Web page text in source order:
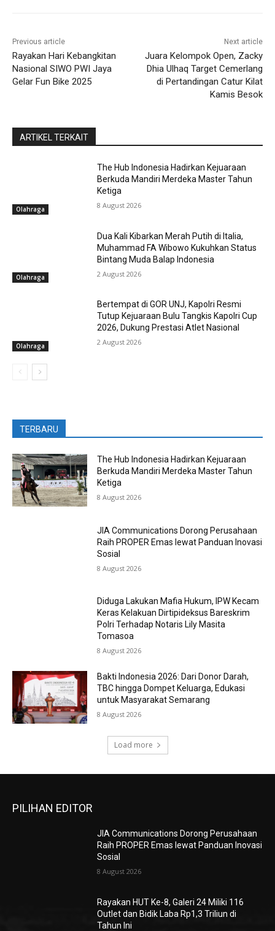
Previous article
Rayakan Hari Kebangkitan
Nasional SIWO PWI Jaya
Gelar Fun Bike 2025
Next article
Juara Kelompok Open, Zacky
Dhia Ulhaq Target Cemerlang
di Pertandingan Catur Kilat
Kamis Besok
ARTIKEL TERKAIT
Olahraga
The Hub Indonesia Hadirkan Kejuaraan
Berkuda Mandiri Merdeka Master Tahun
Ketiga
8 August 2026
Olahraga
Dua Kali Kibarkan Merah Putih di Italia,
Muhammad FA Wibowo Kukuhkan Status
Bintang Muda Balap Indonesia
2 August 2026
Olahraga
Bertempat di GOR UNJ, Kapolri Resmi
Tutup Kejuaraan Bulu Tangkis Kapolri Cup
2026, Dukung Prestasi Atlet Nasional
2 August 2026
TERBARU
The Hub Indonesia Hadirkan Kejuaraan
Berkuda Mandiri Merdeka Master Tahun
Ketiga
8 August 2026
JIA Communications Dorong Perusahaan
Raih PROPER Emas lewat Panduan Inovasi
Sosial
8 August 2026
Diduga Lakukan Mafia Hukum, IPW Kecam
Keras Kelakuan Dirtipideksus Bareskrim
Polri Terhadap Notaris Lily Masita
Tomasoa
8 August 2026
Bakti Indonesia 2026: Dari Donor Darah,
TBC hingga Dompet Keluarga, Edukasi
untuk Masyarakat Semarang
8 August 2026
Load more
PILIHAN EDITOR
JIA Communications Dorong Perusahaan
Raih PROPER Emas lewat Panduan Inovasi
Sosial
8 August 2026
Rayakan HUT Ke-8, Galeri 24 Miliki 116
Outlet dan Bidik Laba Rp1,3 Triliun di
Tahun Ini